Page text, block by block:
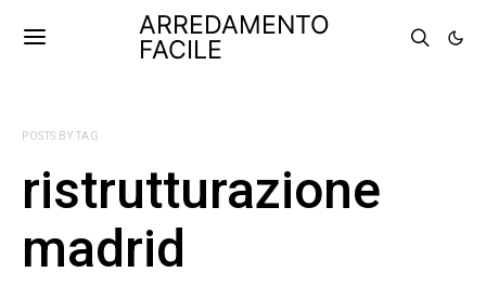
ARREDAMENTO
FACILE
POSTS BY TAG
ristrutturazione
madrid